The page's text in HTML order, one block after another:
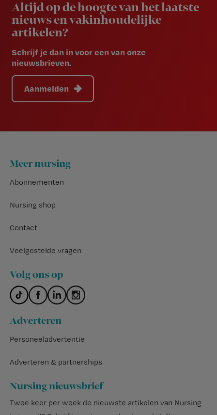
Altijd op de hoogte van het laatste
nieuws en vakinhoudelijke
artikelen?
Schrijf je dan in voor een van onze
nieuwsbrieven.
Aanmelden
Footer
Meer nursing
Abonnementen
Nursing shop
Contact
Veelgestelde vragen
Volg ons op
Adverteren
Personeeladvertentie
Adverteren & partnerships
Nursing nieuwsbrief
Twee keer per week de nieuwste artikelen van Nursing